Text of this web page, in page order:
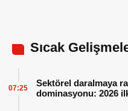
Sıcak
Sektörel daralmaya
dominasyonu: 2026
07:25